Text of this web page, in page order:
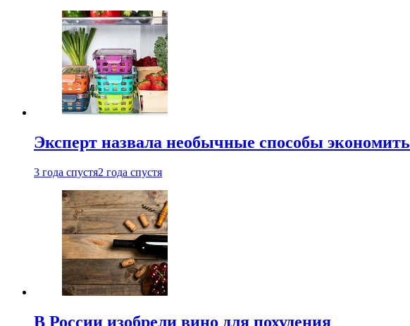
Эксперт назвала необычные способы
3 года спустя2 года спустя
В России изобрели вино для похудения